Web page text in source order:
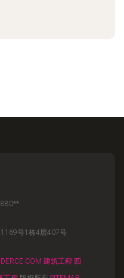
号1栋4层407号
建筑工程 四